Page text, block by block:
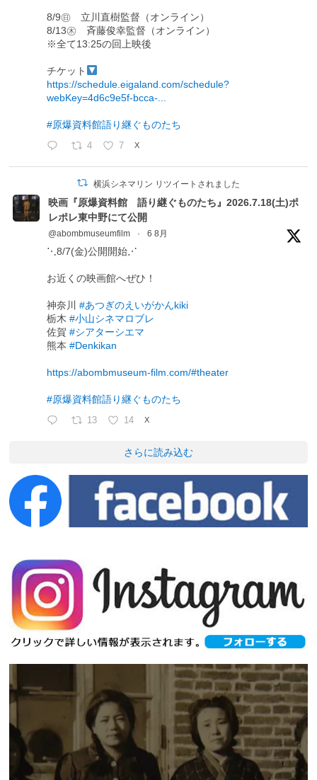
8/9㊐ 立川直樹監督（オンライン）
8/13㊍ 斉藤俊幸監督（オンライン）
※全て13:25の回上映後
チケット
https://schedule.eigaland.com/schedule?
webKey=4d6c9e5f-bcca-...
#原爆資料館語り継ぐものたち
4 7 X
横浜シネマリン リツイートされました
映画『原爆資料館 語り継ぐものたち』2026.7.18(土)ポ
レポレ東中野にて公開
@abombmuseumfilm · 6 8月
⋱8/7(金)公開開始⋰
お近くの映画館へぜひ！
神奈川#あつぎのえいがかんkiki
栃木#小山シネマロブレ
佐賀#シアターシエマ
熊本#Denkikan
https://abombmuseum-film.com/#theater
#原爆資料館語り継ぐものたち
13 14 X
さらに読み込む